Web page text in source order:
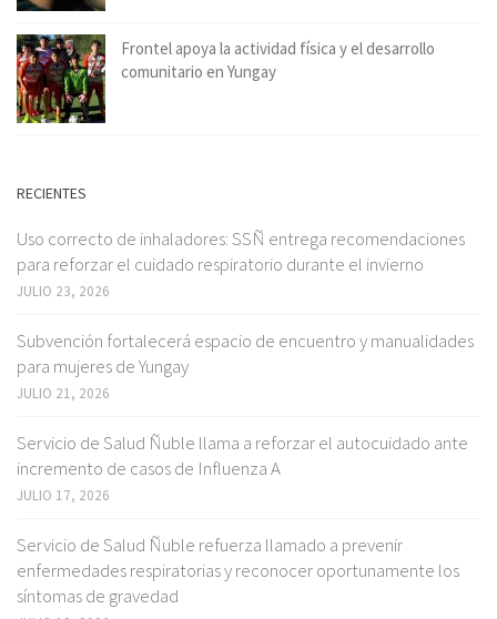
Frontel apoya la actividad física y el desarrollo
comunitario en Yungay
RECIENTES
Uso correcto de inhaladores: SSÑ entrega recomendaciones
para reforzar el cuidado respiratorio durante el invierno
JULIO 23, 2026
Subvención fortalecerá espacio de encuentro y manualidades
para mujeres de Yungay
JULIO 21, 2026
Servicio de Salud Ñuble llama a reforzar el autocuidado ante
incremento de casos de Influenza A
JULIO 17, 2026
Servicio de Salud Ñuble refuerza llamado a prevenir
enfermedades respiratorias y reconocer oportunamente los
síntomas de gravedad